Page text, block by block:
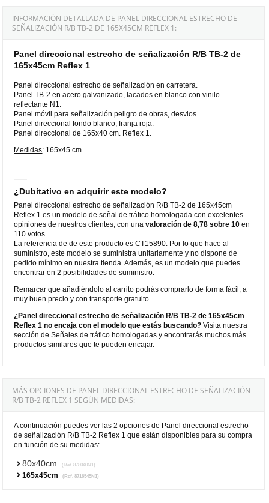
INFORMACIÓN DETALLADA DE PANEL DIRECCIONAL ESTRECHO DE
SEÑALIZACIÓN R/B TB-2 DE 165X45CM REFLEX 1:
Panel direccional estrecho de señalización R/B TB-2 de
165x45cm Reflex 1
Panel direccional estrecho de señalización en carretera.
Panel TB-2 en acero galvanizado, lacados en blanco con vinilo
reflectante N1.
Panel móvil para señalización peligro de obras, desvios.
Panel direccional fondo blanco, franja roja.
Panel direccional de 165x40 cm. Reflex 1.
Medidas: 165x45 cm.
¿Dubitativo en adquirir este modelo?
Panel direccional estrecho de señalización R/B TB-2 de 165x45cm
Reflex 1 es un modelo de señal de tráfico homologada con excelentes
opiniones de nuestros clientes, con unavaloración de 8,78 sobre 10 en
110 votos.
La referencia de de este producto es CT15890. Por lo que hace al
suministro, este modelo se suministra unitariamente y no dispone de
pedido mínimo en nuestra tienda. Además, es un modelo que puedes
encontrar en 2 posibilidades de suministro.
Remarcar que añadiéndolo al carrito podrás comprarlo de forma fácil, a
muy buen precio y con transporte gratuito.
¿Panel direccional estrecho de señalización R/B TB-2 de 165x45cm
Reflex 1 no encaja con el modelo que estás buscando? Visita nuestra
sección de Señales de tráfico homologadas y encontrarás muchos más
productos similares que te pueden encajar.
MÁS OPCIONES DE PANEL DIRECCIONAL ESTRECHO DE SEÑALIZACIÓN
R/B TB-2 REFLEX 1 SEGÚN MEDIDAS:
A continuación puedes ver las 2 opciones de Panel direccional estrecho
de señalización R/B TB-2 Reflex 1 que están disponibles para su compra
en función de su medidas:
80x40cm (Ref. 878040N1)
165x45cm (Ref. 8716545N1)